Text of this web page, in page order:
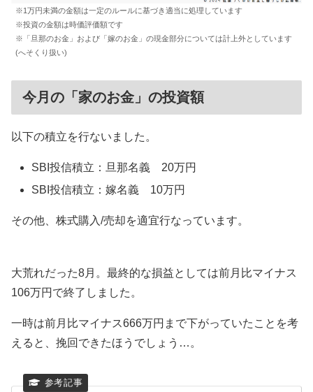
※1万円未満の金額は一定のルールに基づき適当に処理しています
※投資の金額は時価評価額です
※「旦那のお金」および「嫁のお金」の現金部分については計上外としています
(へそくり扱い)
今月の「家のお金」の投資額
以下の積立を行ないました。
SBI投信積立：旦那名義 20万円
SBI投信積立：嫁名義 10万円
その他、株式購入/売却を適宜行なっています。
大荒れだった8月。最終的な損益としては前月比マイナス
106万円で終了しました。
一時は前月比マイナス666万円まで下がっていたことを考
えると、挽回できたほうでしょう…。